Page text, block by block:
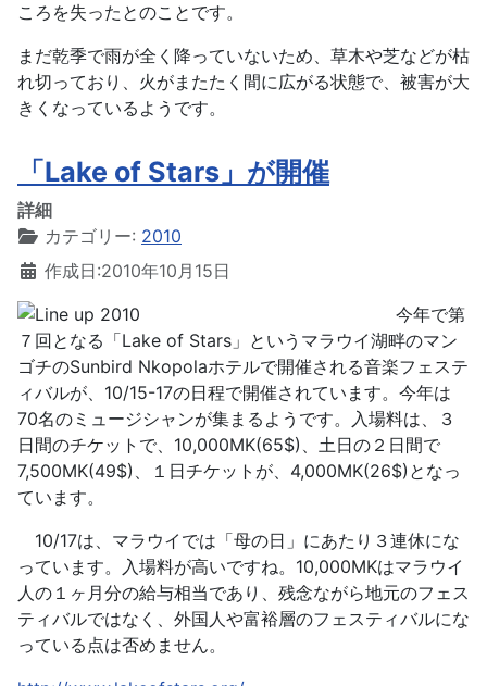
ころを失ったとのことです。
まだ乾季で雨が全く降っていないため、草木や芝などが枯
れ切っており、火がまたたく間に広がる状態で、被害が大
きくなっているようです。
「Lake of Stars」が開催
詳細
カテゴリー: 2010
作成日:2010年10月15日
今年で第
７回となる「Lake of Stars」というマラウイ湖畔のマン
ゴチのSunbird Nkopolaホテルで開催される音楽フェステ
ィバルが、10/15-17の日程で開催されています。今年は
70名のミュージシャンが集まるようです。入場料は、３
日間のチケットで、10,000MK(65$)、土日の２日間で
7,500MK(49$)、１日チケットが、4,000MK(26$)となっ
ています。
10/17は、マラウイでは「母の日」にあたり３連休にな
っています。入場料が高いですね。10,000MKはマラウイ
人の１ヶ月分の給与相当であり、残念ながら地元のフェス
ティバルではなく、外国人や富裕層のフェスティバルにな
っている点は否めません。